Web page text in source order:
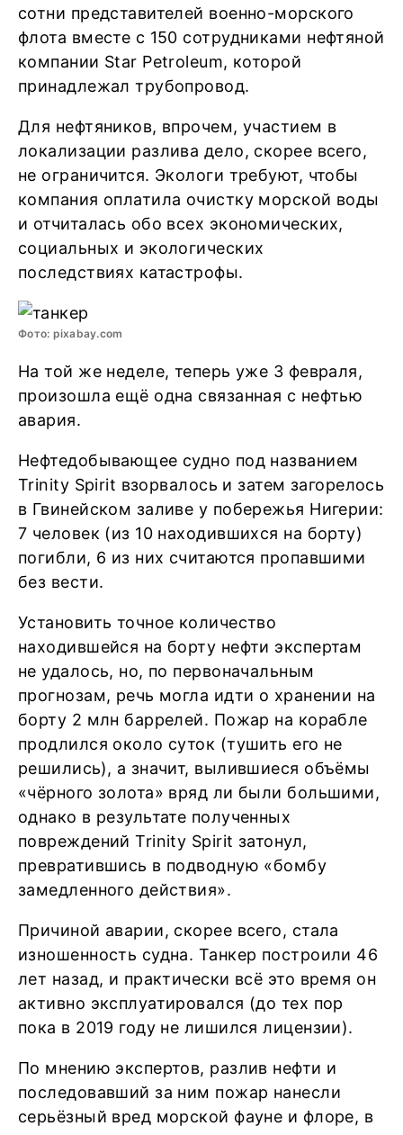
сотни представителей военно-морского
флота вместе с 150 сотрудниками нефтяной
компании Star Petroleum, которой
принадлежал трубопровод.
Для нефтяников, впрочем, участием в
локализации разлива дело, скорее всего,
не ограничится. Экологи требуют, чтобы
компания оплатила очистку морской воды
и отчиталась обо всех экономических,
социальных и экологических
последствиях катастрофы.
Фото: pixabay.com
На той же неделе, теперь уже 3 февраля,
произошла ещё одна связанная с нефтью
авария.
Нефтедобывающее судно под названием
Trinity Spirit взорвалось и затем загорелось
в Гвинейском заливе у побережья Нигерии:
7 человек (из 10 находившихся на борту)
погибли, 6 из них считаются пропавшими
без вести.
Установить точное количество
находившейся на борту нефти экспертам
не удалось, но, по первоначальным
прогнозам, речь могла идти о хранении на
борту 2 млн баррелей. Пожар на корабле
продлился около суток (тушить его не
решились), а значит, вылившиеся объёмы
«чёрного золота» вряд ли были большими,
однако в результате полученных
повреждений Trinity Spirit затонул,
превратившись в подводную «бомбу
замедленного действия».
Причиной аварии, скорее всего, стала
изношенность судна. Танкер построили 46
лет назад, и практически всё это время он
активно эксплуатировался (до тех пор
пока в 2019 году не лишился лицензии).
По мнению экспертов, разлив нефти и
последовавший за ним пожар нанесли
серьёзный вред морской фауне и флоре, в